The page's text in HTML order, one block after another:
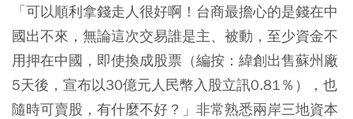
「可以順利拿錢走人很好啊！台商最擔心的是錢在中
國出不來，無論這次交易誰是主、被動，至少資金不
用押在中國，即使換成股票（編按：緯創出售蘇州廠
5天後，宣布以30億元人民幣入股立訊0.81％），也
隨時可賣股，有什麼不好？」非常熟悉兩岸三地資本